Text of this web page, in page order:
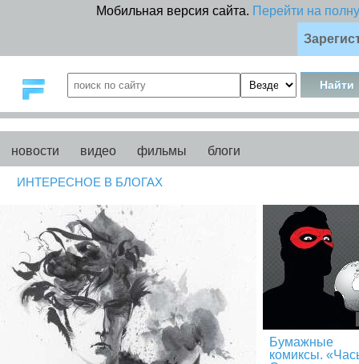
Мобильная версия сайта. Перейти на
новости видео фильмы блоги
ИНТЕРЕСНОЕ В БЛОГАХ
Бумажные
комиксы.